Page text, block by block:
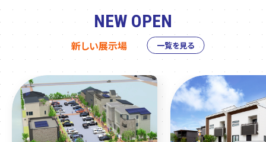
NEW OPEN
新しい展示場 一覧を見る